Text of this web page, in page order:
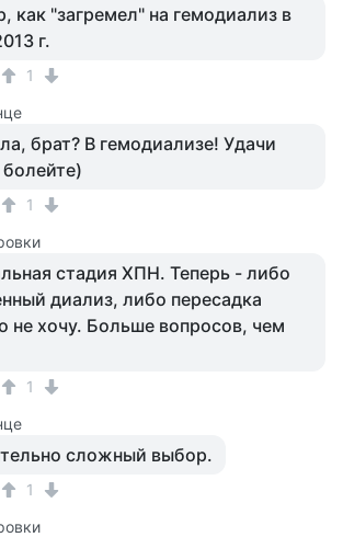
как "загремел" на гемодиализ в
г.
1
брат? В гемодиализе! Удачи
1
стадия ХПН. Теперь - либо
диализ, либо пересадка
не хочу. Больше вопросов, чем
1
сложный выбор.
1